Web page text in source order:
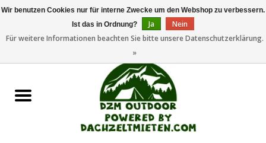
Dachzeltanhänger
Wir benutzen Cookies nur für interne Zwecke um den Webshop zu verbessern.
Ist das in Ordnung?
Ja
Nein
Für weitere Informationen beachten Sie bitte unsere Datenschutzerklärung.
»